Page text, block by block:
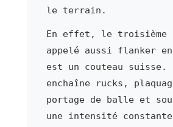
le terrain.
En effet, le troisième
appelé aussi flanker
est un couteau
enchaîne rucks,
portage de balle et
une intensité